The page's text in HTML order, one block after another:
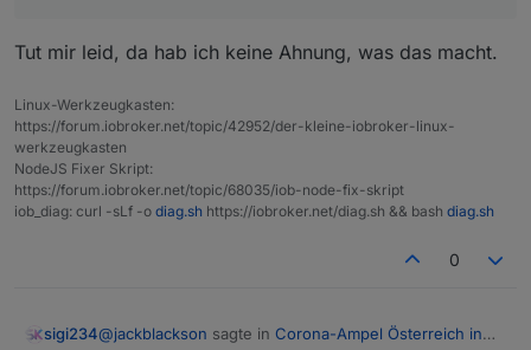
für weitere sicherheits-relevante kommunikation hat
die änderung bringt das sicherheitslevel von ssl um
eine stufe tiefer - letzte zeile in "/etc/ssl/openssl.cnf
"
standard wäre 2 bei CipherString -
PS: es braucht einen restart des iobroker servers
Tut mir leid, da hab ich keine Ahnung, was das macht.
Linux-Werkzeugkasten:
https://forum.iobroker.net/topic/42952/der-kleine-iobroker-linux-
werkzeugkasten
NodeJS Fixer Skript:
https://forum.iobroker.net/topic/68035/iob-node-fix-skript
iob_diag: curl -sLf -o diag.sh https://iobroker.net/diag.sh && bash diag.sh
0
sigi234@jackblackson sagte in Corona-Ampel Österreich in